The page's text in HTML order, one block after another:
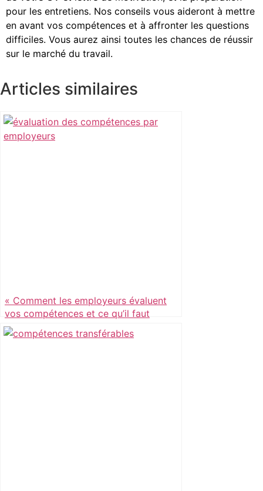
pour les entretiens. Nos conseils vous aideront à mettre
en avant vos compétences et à affronter les questions
difficiles. Vous aurez ainsi toutes les chances de réussir
sur le marché du travail.
Articles similaires
« Comment les employeurs évaluent
vos compétences et ce qu’il faut
savoir »